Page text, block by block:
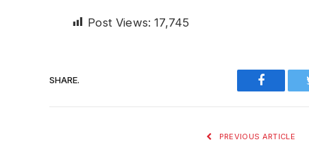
Post Views: 17,745
SHARE.
Facebook
PREVIOUS ARTICLE